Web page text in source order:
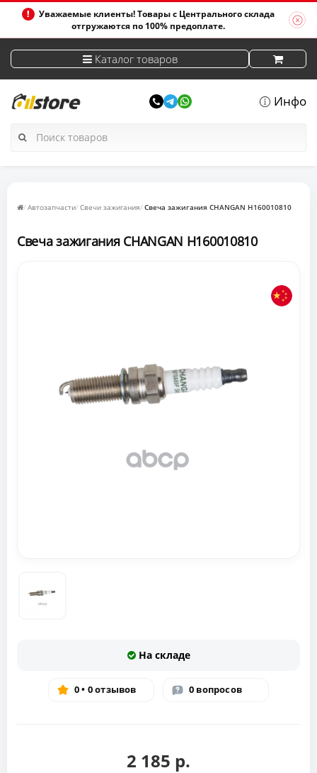
Уважаемые клиенты! Товары с Центрального склада
отгружаются по 100% предоплате.
Каталог товаров
Инфо
Автозапчасти Свечи зажигания Свеча зажигания CHANGAN H160010810
Свеча зажигания CHANGAN H160010810
На складе
0 • 0 отзывов 0 вопросов
2 185 р.